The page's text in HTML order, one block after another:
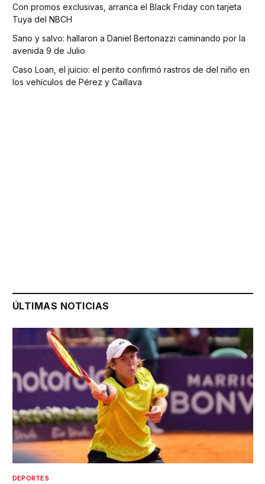
Con promos exclusivas, arranca el Black Friday con tarjeta
Tuya del NBCH
Sano y salvo: hallaron a Daniel Bertonazzi caminando por la
avenida 9 de Julio
Caso Loan, el juicio: el perito confirmó rastros de del niño en
los vehículos de Pérez y Caillava
ÚLTIMAS NOTICIAS
DEPORTES